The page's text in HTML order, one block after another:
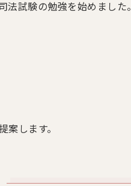
試験の勉強を始めました。
します。